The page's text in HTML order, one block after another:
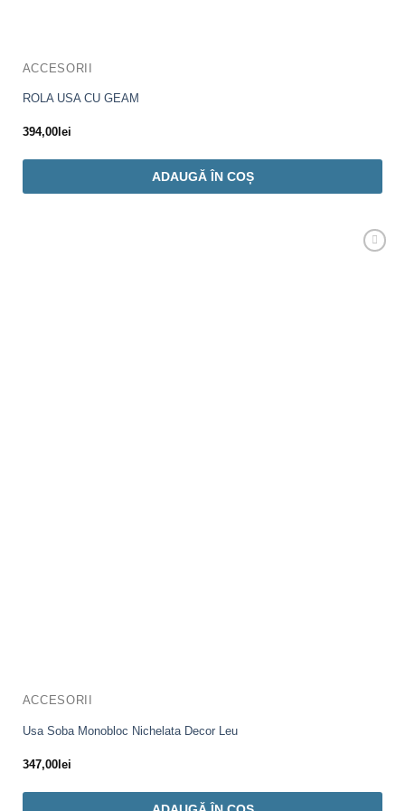
ACCESORII
ROLA USA CU GEAM
394,00lei
ADAUGĂ ÎN COȘ
ACCESORII
Usa Soba Monobloc Nichelata Decor Leu
347,00lei